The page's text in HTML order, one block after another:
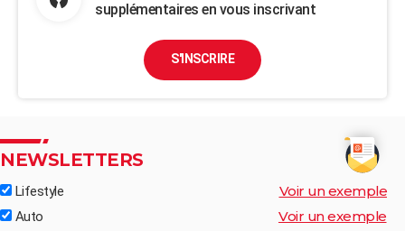
supplémentaires en vous inscrivant
S'INSCRIRE
NEWSLETTERS
Lifestyle Voir un exemple
Auto Voir un exemple